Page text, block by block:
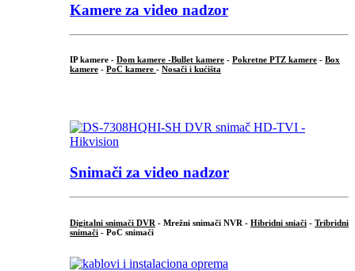
Kamere za video nadzor
IP kamere - Dom kamere -Bullet kamere - Pokretne PTZ kamere - Box
kamere - PoC kamere - Nosači i kućišta
Snimači za video nadzor
Digitalni snimači DVR - Mrežni snimači NVR - Hibridni sniači - Tribridni
snimači - PoC snimači